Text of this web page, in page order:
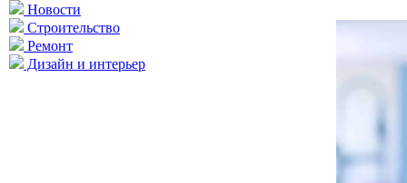
Новости
Строительство
Ремонт
Дизайн и интерьер